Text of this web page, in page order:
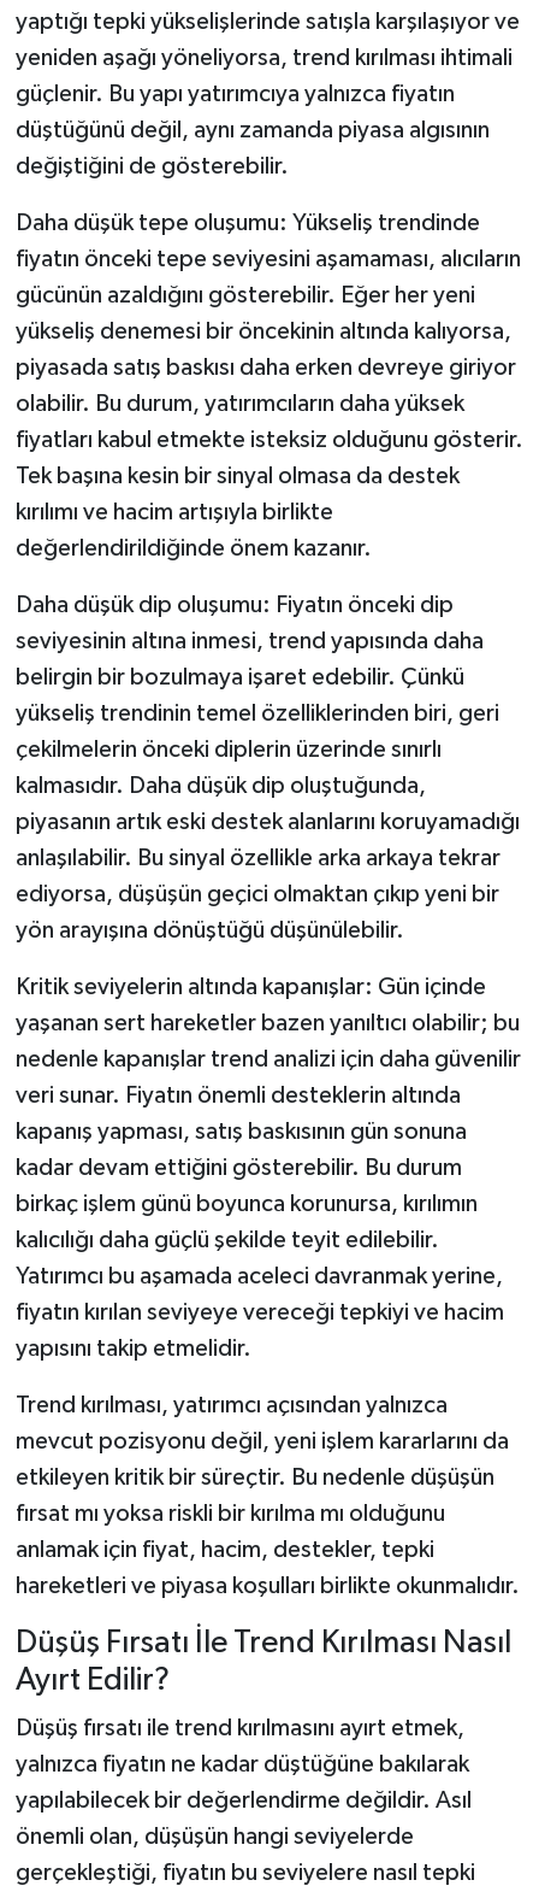
yaptığı tepki yükselişlerinde satışla karşılaşıyor ve
yeniden aşağı yöneliyorsa, trend kırılması ihtimali
güçlenir. Bu yapı yatırımcıya yalnızca fiyatın
düştüğünü değil, aynı zamanda piyasa algısının
değiştiğini de gösterebilir.
Daha düşük tepe oluşumu: Yükseliş trendinde
fiyatın önceki tepe seviyesini aşamaması, alıcıların
gücünün azaldığını gösterebilir. Eğer her yeni
yükseliş denemesi bir öncekinin altında kalıyorsa,
piyasada satış baskısı daha erken devreye giriyor
olabilir. Bu durum, yatırımcıların daha yüksek
fiyatları kabul etmekte isteksiz olduğunu gösterir.
Tek başına kesin bir sinyal olmasa da destek
kırılımı ve hacim artışıyla birlikte
değerlendirildiğinde önem kazanır.
Daha düşük dip oluşumu: Fiyatın önceki dip
seviyesinin altına inmesi, trend yapısında daha
belirgin bir bozulmaya işaret edebilir. Çünkü
yükseliş trendinin temel özelliklerinden biri, geri
çekilmelerin önceki diplerin üzerinde sınırlı
kalmasıdır. Daha düşük dip oluştuğunda,
piyasanın artık eski destek alanlarını koruyamadığı
anlaşılabilir. Bu sinyal özellikle arka arkaya tekrar
ediyorsa, düşüşün geçici olmaktan çıkıp yeni bir
yön arayışına dönüştüğü düşünülebilir.
Kritik seviyelerin altında kapanışlar: Gün içinde
yaşanan sert hareketler bazen yanıltıcı olabilir; bu
nedenle kapanışlar trend analizi için daha güvenilir
veri sunar. Fiyatın önemli desteklerin altında
kapanış yapması, satış baskısının gün sonuna
kadar devam ettiğini gösterebilir. Bu durum
birkaç işlem günü boyunca korunursa, kırılımın
kalıcılığı daha güçlü şekilde teyit edilebilir.
Yatırımcı bu aşamada aceleci davranmak yerine,
fiyatın kırılan seviyeye vereceği tepkiyi ve hacim
yapısını takip etmelidir.
Trend kırılması, yatırımcı açısından yalnızca
mevcut pozisyonu değil, yeni işlem kararlarını da
etkileyen kritik bir süreçtir. Bu nedenle düşüşün
fırsat mı yoksa riskli bir kırılma mı olduğunu
anlamak için fiyat, hacim, destekler, tepki
hareketleri ve piyasa koşulları birlikte okunmalıdır.
Düşüş Fırsatı İle Trend Kırılması Nasıl
Ayırt Edilir?
Düşüş fırsatı ile trend kırılmasını ayırt etmek,
yalnızca fiyatın ne kadar düştüğüne bakılarak
yapılabilecek bir değerlendirme değildir. Asıl
önemli olan, düşüşün hangi seviyelerde
gerçekleştiği, fiyatın bu seviyelere nasıl tepki